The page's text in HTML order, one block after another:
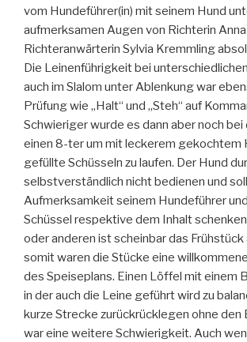
vom Hundeführer(in) mit seinem Hund
aufmerksamen Augen von Richterin
Richteranwärterin Sylvia Kremmling
Die Leinenführigkeit bei
auch im Slalom unter Ablenkung war
Prüfung wie „Halt“ und „Steh“ auf
Schwieriger wurde es dann aber noch
einen 8-ter um mit leckerem gekochtem
gefüllte Schüsseln zu laufen. Der Hund
selbstverständlich nicht bedienen und
Aufmerksamkeit seinem Hundeführer
Schüssel respektive dem Inhalt
oder anderen ist scheinbar das Frühstück
somit waren die Stücke eine
des Speiseplans. Einen Löffel mit einem
in der auch die Leine geführt wird zu
kurze Strecke zurückrücklegen ohne den
war eine weitere Schwierigkeit. Auch